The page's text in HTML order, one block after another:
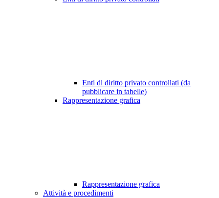
Enti di diritto privato controllati (da
pubblicare in tabelle)
Rappresentazione grafica
Rappresentazione grafica
Attività e procedimenti